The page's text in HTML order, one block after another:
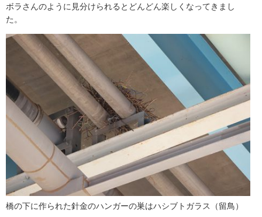
ボラさんのように見分けられるとどんどん楽しくなってきまし
た。
橋の下に作られた針金のハンガーの巣はハシブトガラス（留鳥）